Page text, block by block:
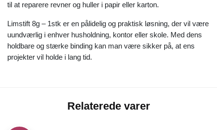
til at reparere revner og huller i papir eller karton.
Limstift 8g – 1stk er en pålidelig og praktisk løsning, der vil være
uundværlig i enhver husholdning, kontor eller skole. Med dens
holdbare og stærke binding kan man være sikker på, at ens
projekter vil holde i lang tid.
Relaterede varer